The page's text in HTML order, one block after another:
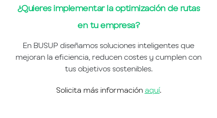
¿Quieres implementar la optimización de rutas
en tu empresa?
En BUSUP diseñamos soluciones inteligentes que
mejoran la eficiencia, reducen costes y cumplen con
tus objetivos sostenibles.
Solicita más información aquí.